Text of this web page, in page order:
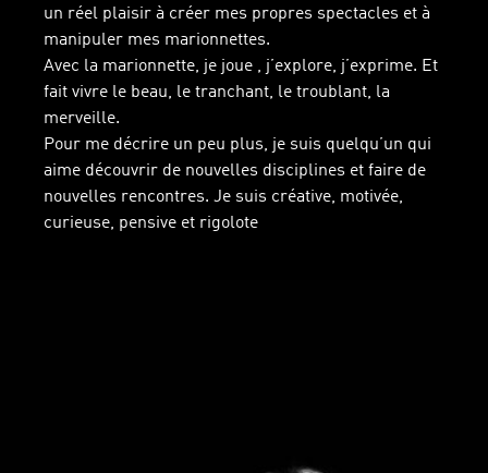
un réel plaisir à créer mes propres spectacles et à
manipuler mes marionnettes.
Avec la marionnette, je joue , j’explore, j’exprime. Et
fait vivre le beau, le tranchant, le troublant, la
merveille.
Pour me décrire un peu plus, je suis quelqu’un qui
aime découvrir de nouvelles disciplines et faire de
nouvelles rencontres. Je suis créative, motivée,
curieuse, pensive et rigolote